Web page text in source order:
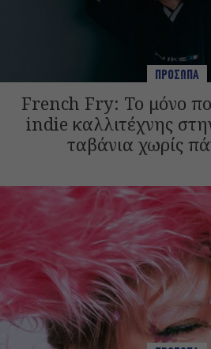
ΠΡΟΣΩΠΑ
French Fry: Το μόνο
indie καλλιτέχνης
ταβάνια χωρίς